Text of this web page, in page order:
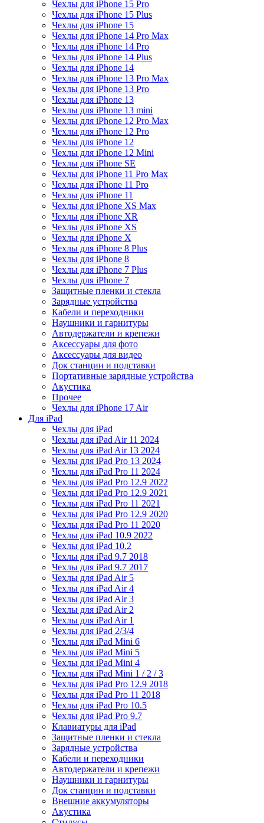
Чехлы для iPhone 15 Pro
Чехлы для iPhone 15 Plus
Чехлы для iPhone 15
Чехлы для iPhone 14 Pro Max
Чехлы для iPhone 14 Pro
Чехлы для iPhone 14 Plus
Чехлы для iPhone 14
Чехлы для iPhone 13 Pro Max
Чехлы для iPhone 13 Pro
Чехлы для iPhone 13
Чехлы для iPhone 13 mini
Чехлы для iPhone 12 Pro Max
Чехлы для iPhone 12 Pro
Чехлы для iPhone 12
Чехлы для iPhone 12 Mini
Чехлы для iPhone SE
Чехлы для iPhone 11 Pro Max
Чехлы для iPhone 11 Pro
Чехлы для iPhone 11
Чехлы для iPhone XS Max
Чехлы для iPhone XR
Чехлы для iPhone XS
Чехлы для iPhone X
Чехлы для iPhone 8 Plus
Чехлы для iPhone 8
Чехлы для iPhone 7 Plus
Чехлы для iPhone 7
Защитные пленки и стекла
Зарядные устройства
Кабели и переходники
Наушники и гарнитуры
Автодержатели и крепежи
Аксессуары для фото
Аксессуары для видео
Док станции и подставки
Портативные зарядные устройства
Акустика
Прочее
Чехлы для iPhone 17 Air
Для iPad
Чехлы для iPad
Чехлы для iPad Air 11 2024
Чехлы для iPad Air 13 2024
Чехлы для iPad Pro 13 2024
Чехлы для iPad Pro 11 2024
Чехлы для iPad Pro 12.9 2022
Чехлы для iPad Pro 12.9 2021
Чехлы для iPad Pro 11 2021
Чехлы для iPad Pro 12.9 2020
Чехлы для iPad Pro 11 2020
Чехлы для iPad 10.9 2022
Чехлы для iPad 10.2
Чехлы для iPad 9.7 2018
Чехлы для iPad 9.7 2017
Чехлы для iPad Air 5
Чехлы для iPad Air 4
Чехлы для iPad Air 3
Чехлы для iPad Air 2
Чехлы для iPad Air 1
Чехлы для iPad 2/3/4
Чехлы для iPad Mini 6
Чехлы для iPad Mini 5
Чехлы для iPad Mini 4
Чехлы для iPad Mini 1 / 2 / 3
Чехлы для iPad Pro 12.9 2018
Чехлы для iPad Pro 11 2018
Чехлы для iPad Pro 10.5
Чехлы для iPad Pro 9.7
Клавиатуры для iPad
Защитные пленки и стекла
Зарядные устройства
Кабели и переходники
Автодержатели и крепежи
Наушники и гарнитуры
Док станции и подставки
Внешние аккумуляторы
Акустика